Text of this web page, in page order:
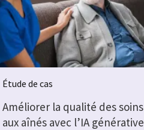
Étude de cas
Améliorer la qualité des soins
aux aînés avec l’IA générative